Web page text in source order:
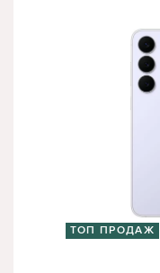
ТОП ПРОДАЖ